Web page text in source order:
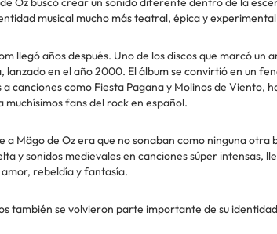
musical mucho más teatral, épica y
llegó años después. Uno de los discos que marcó un
en el año 2000. El álbum se convirtió en un
canciones como Fiesta Pagana y Molinos de Viento,
muchísimos fans del rock en español.
a Mägo de Oz era que no sonaban como ninguna otra
y sonidos medievales en canciones súper intensas,
rebeldía y fantasía.
también se volvieron parte importante de su